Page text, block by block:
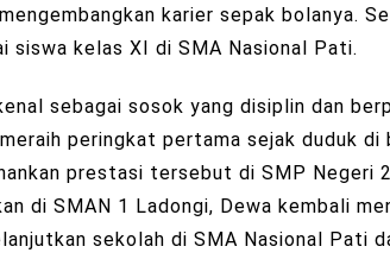
karier sepak bolanya.
siswa kelas XI di SMA Nasional Pati.
sebagai sosok yang disiplin dan
peringkat pertama sejak duduk di
prestasi tersebut di SMP Negeri
di SMAN 1 Ladongi, Dewa kembali
sekolah di SMA Nasional Pati